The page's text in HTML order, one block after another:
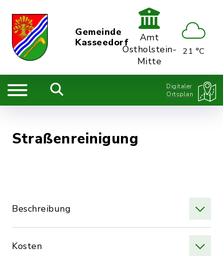
Gemeinde
Kasseedorf
Amt
Ostholstein-
Mitte
21 °C
Digitaler
Ortsplan
Straßenreinigung
Beschreibung
Kosten